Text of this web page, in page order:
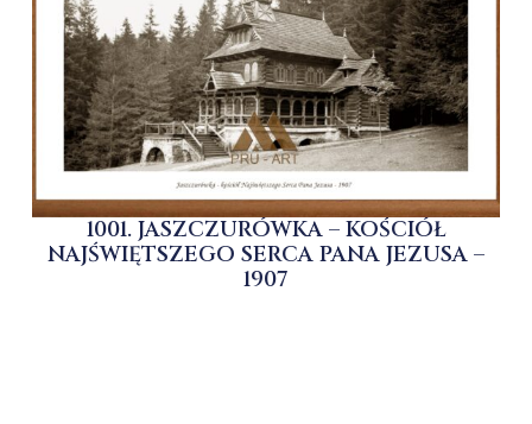
1001. JASZCZURÓWKA – KOŚCIÓŁ
NAJŚWIĘTSZEGO SERCA PANA JEZUSA –
1907